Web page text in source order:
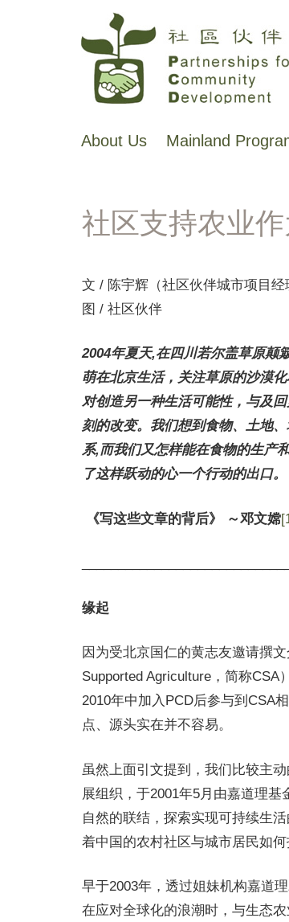
About Us Mainland
社区支持农业
文 / 陈宇辉（社区伙伴城市项目经
图 / 社区伙伴
2004年夏天,在四川若尔盖草原颠
萌在北京生活，关注草原的沙漠
对创造另一种生活可能性，与及
刻的改变。我们想到食物、土地
系,而我们又怎样能在食物的生产
了这样跃动的心一个行动的出口。
《写这些文章的背后》 ～邓文嫦
缘起
因为受北京国仁的黄志友邀请撰
Supported Agriculture，简称
2010年中加入PCD后参与到CSA
点、源头实在并不容易。
虽然上面引文提到，我们比较主
展组织，于2001年5月由嘉道理
自然的联结，探索实现可持续生
着中国的农村社区与城市居民如何
早于2003年，透过姐妹机构嘉道
在应对全球化的浪潮时，与生态